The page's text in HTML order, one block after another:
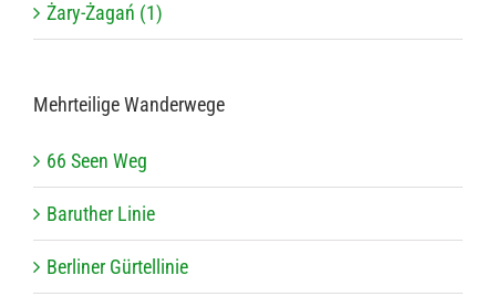
Żary-Żagań (1)
Mehr­tei­lige Wanderwege
66 Seen Weg
Baru­ther Linie
Ber­li­ner Gürtellinie